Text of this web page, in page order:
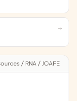
Sources / RNA / JOAFE